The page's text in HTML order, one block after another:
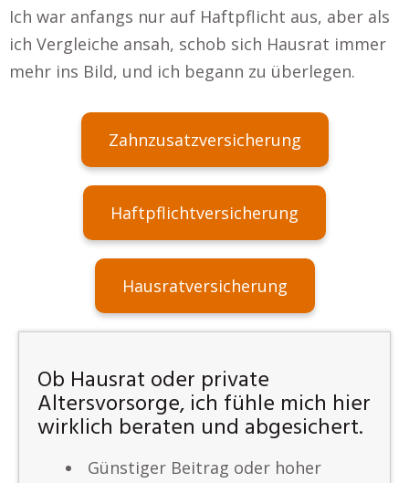
Ich war anfangs nur auf Haftpflicht aus, aber als
ich Vergleiche ansah, schob sich Hausrat immer
mehr ins Bild, und ich begann zu überlegen.
Zahnzusatzversicherung
Haftpflichtversicherung
Hausratversicherung
Ob Hausrat oder private
Altersvorsorge, ich fühle mich hier
wirklich beraten und abgesichert.
Günstiger Beitrag oder hoher